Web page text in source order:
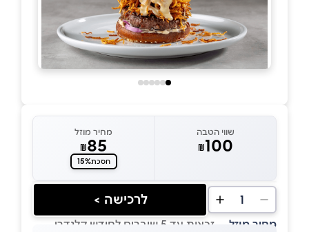
שווי הטבה
₪100
מחיר מוזל
₪85
חסכת15%
1 לרכישה >
מחיר מוזל — זכאות עד 5 שוברים לחודש קלנדרי